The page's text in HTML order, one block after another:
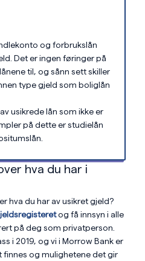
og forbrukslån
Det er ingen føringer på
til, og sånn sett skiller
type gjeld som boliglån
usikrede lån som ikke er
på dette er studielån
hva du har i
hva du har av usikret gjeld?
og få innsyn i alle
på deg som privatperson.
i 2019, og vi i Morrow Bank er
og mulighetene det gir